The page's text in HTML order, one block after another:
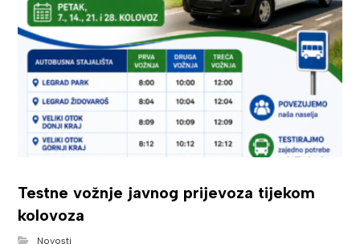
Testne vožnje javnog prijevoza tijekom
kolovoza
Novosti